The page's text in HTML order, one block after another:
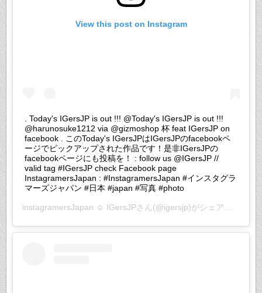
View this post on Instagram
. Today's IGersJP is out !!! @Today's IGersJP is out !!!
@harunosuke1212 via @gizmoshop 杯 feat IGersJP on
facebook . このToday's IGersJPはIGersJPのfacebookペ
ージでピックアップされた作品です！是非IGersJPの
facebookページにも投稿を！ : follow us @IGersJP //
valid tag #IGersJP check Facebook page
InstagramersJapan : #InstagramersJapan #インスタグラ
マーズジャパン #日本 #japan #写真 #photo
instagramersJapan ☺︎ IGersJPさん(@igersjp)がシェアした投稿 –